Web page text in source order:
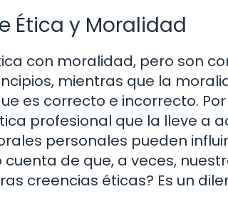
Ética y Moralidad
con moralidad, pero son
mientras que la
es correcto e incorrecto.
profesional que la lleve a
personales pueden
cuenta de que, a veces,
creencias éticas? Es un